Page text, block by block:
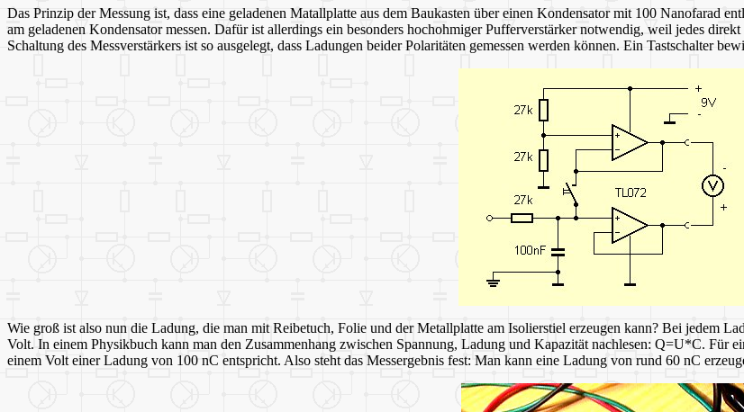
Das Prinzip der Messung ist, dass eine geladenen Matallplatte aus dem Baukasten über einen Kondensator mit 100 Nanofarad
am geladenen Kondensator messen. Dafür ist allerdings ein besonders hochohmiger Pufferverstärker notwendig, weil jedes
Schaltung des Messverstärkers ist so ausgelegt, dass Ladungen beider Polaritäten gemessen werden können. Ein Tastschalter
Wie groß ist also nun die Ladung, die man mit Reibetuch, Folie und der Metallplatte am Isolierstiel erzeugen kann? Bei jedem
Volt. In einem Physikbuch kann man den Zusammenhang zwischen Spannung, Ladung und Kapazität nachlesen: Q=U*C. Für
einem Volt einer Ladung von 100 nC entspricht. Also steht das Messergebnis fest: Man kann eine Ladung von rund 60 nC